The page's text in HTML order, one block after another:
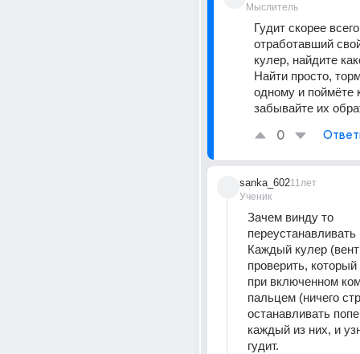
Мыслитель
Гудит скорее всего
отработавший
кулер, найдите
Найти просто,
одному и поймёте
забывайте их
0
sanka_602
Ученик
11лет
Зачем винду то
Каждый кулер
проверить, который
при включенном
пальцем (ничего
останавливать
каждый из них, и
гудит.